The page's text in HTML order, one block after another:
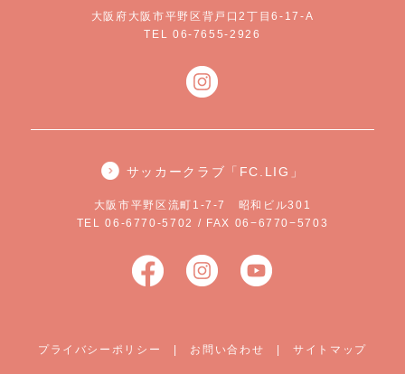
大阪府大阪市平野区背戸口2丁目6-17-A
TEL 06-7655-2926
サッカークラブ「FC.LIG」
大阪市平野区流町1-7-7 昭和ビル301
TEL 06-6770-5702 / FAX 06−6770−5703
プライバシーポリシー お問い合わせ |サイトマップ